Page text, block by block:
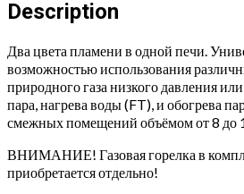
16
(нержавейка)
Description
Два цвета пламени в одной печи.
возможностью использования
природного газа низкого давления
пара, нагрева воды (FT), и обогрева
смежных помещений объёмом от 8 до
ВНИМАНИЕ! Газовая горелка в
приобретается отдельно!